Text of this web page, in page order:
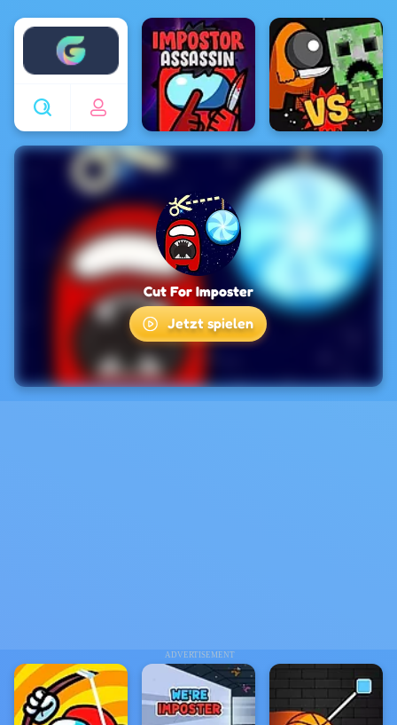
Enjoy4fun
ADVERTISEMENT
Cut For Imposter
Jetzt spielen